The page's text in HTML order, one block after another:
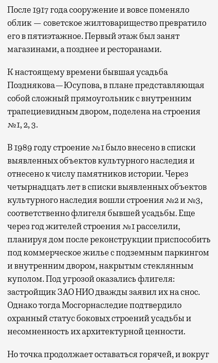
После 1917 года сооружение и вовсе поменяло
облик — советское жилтоварищество превратило
его в пятиэтажное. Первый этаж был занят
магазинами, а позднее и ресторанами.
К настоящему времени бывшая усадьба
Позднякова—Юсупова, в плане представляющая
собой сложный прямоугольник с внутренним
трапециевидным двором, поделена на строения
№1, 2, 3.
В 1989 году строение №1 было внесено в списки
выявленных объектов культурного наследия и
отнесено к числу памятников истории. Через
четырнадцать лет в списки выявленных объектов
культурного наследия вошли строения №2 и №3,
соответственно флигеля бывшей усадьбы. Еще
через год жителей строения №1 расселили,
планируя дом после реконструкции приспособить
под коммерческое жилье с подземным паркингом
и внутренним двором, накрытым стеклянным
куполом. Под угрозой оказались флигеля:
застройщик ЗАО НИО дважды заявил их на снос.
Однако тогда Мосгорнаследие подтвердило
охранный статус боковых строений усадьбы и
несомненность их архитектурной ценности.
Но точка продолжает оставаться горячей, и вокруг